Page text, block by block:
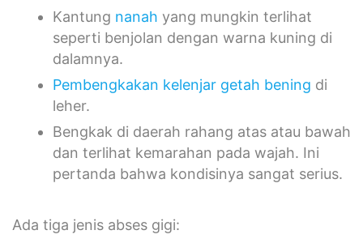
Kantung nanah yang mungkin terlihat
seperti benjolan dengan warna kuning di
dalamnya.
Pembengkakan kelenjar getah bening di
leher.
Bengkak di daerah rahang atas atau bawah
dan terlihat kemarahan pada wajah. Ini
pertanda bahwa kondisinya sangat serius.
Ada tiga jenis abses gigi: